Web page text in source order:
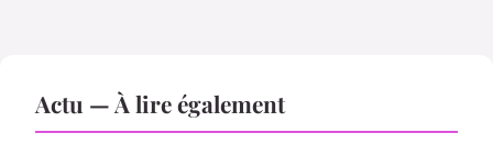
Actu — À lire également